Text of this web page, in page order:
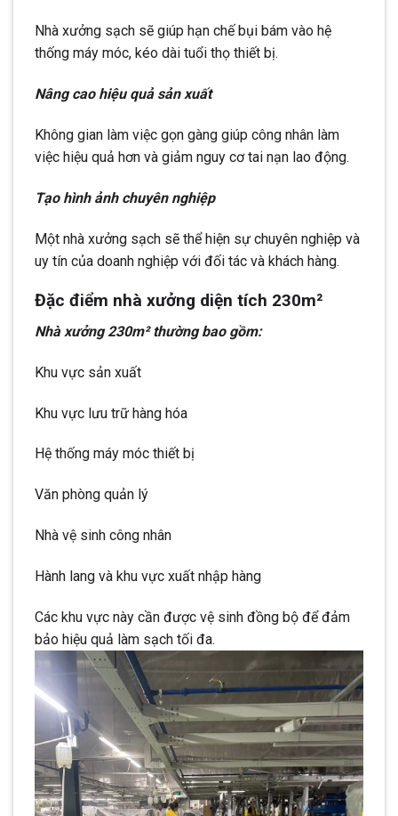
Nhà xưởng sạch sẽ giúp hạn chế bụi bám vào hệ
thống máy móc, kéo dài tuổi thọ thiết bị.
Nâng cao hiệu quả sản xuất
Không gian làm việc gọn gàng giúp công nhân làm
việc hiệu quả hơn và giảm nguy cơ tai nạn lao động.
Tạo hình ảnh chuyên nghiệp
Một nhà xưởng sạch sẽ thể hiện sự chuyên nghiệp và
uy tín của doanh nghiệp với đối tác và khách hàng.
Đặc điểm nhà xưởng diện tích 230m²
Nhà xưởng 230m² thường bao gồm:
Khu vực sản xuất
Khu vực lưu trữ hàng hóa
Hệ thống máy móc thiết bị
Văn phòng quản lý
Nhà vệ sinh công nhân
Hành lang và khu vực xuất nhập hàng
Các khu vực này cần được vệ sinh đồng bộ để đảm
bảo hiệu quả làm sạch tối đa.